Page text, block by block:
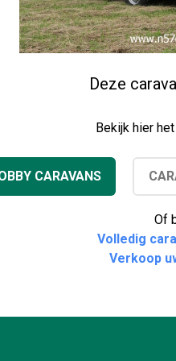
Deze
Bekijk hier
CARAVANS
Of
Volledig
Verkoop